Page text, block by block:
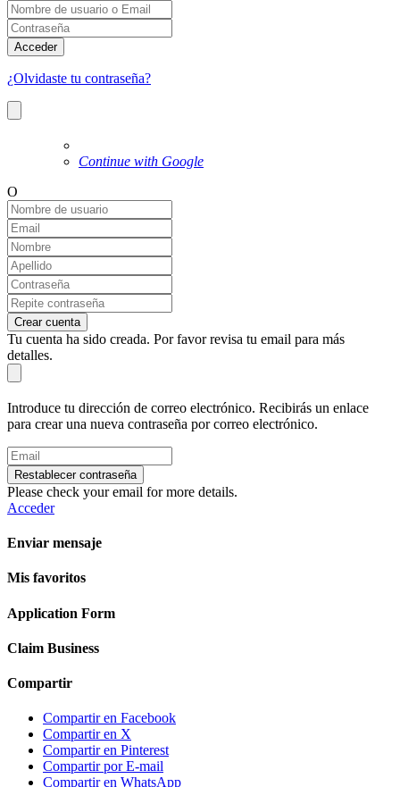
Acceder
¿Olvidaste tu contraseña?
Continue with Google
O
Crear cuenta
Tu cuenta ha sido creada. Por favor revisa tu email para más
detalles.
Introduce tu dirección de correo electrónico. Recibirás un enlace
para crear una nueva contraseña por correo electrónico.
Restablecer contraseña
Please check your email for more details.
Acceder
Enviar mensaje
Mis favoritos
Application Form
Claim Business
Compartir
Compartir en Facebook
Compartir en X
Compartir en Pinterest
Compartir por E-mail
Compartir en WhatsApp